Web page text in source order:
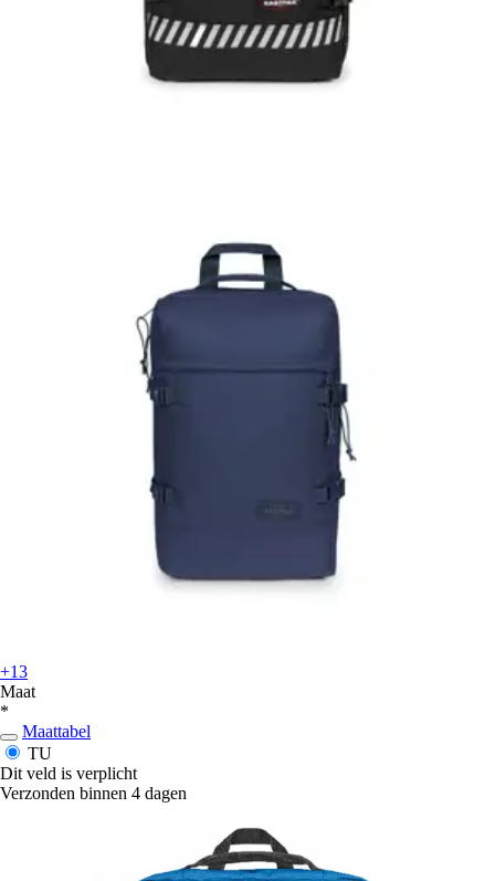
+13
Maat
*
Maattabel
TU
Dit veld is verplicht
Verzonden binnen 4 dagen